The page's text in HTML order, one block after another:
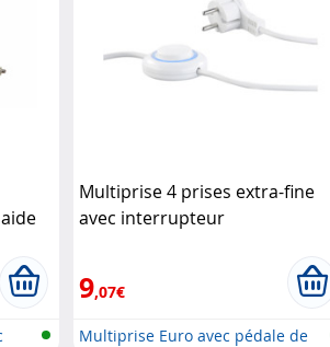
Multiprise 4 prises extra-fine
avec interrupteur
9,07€
Multiprise Euro avec pédale de